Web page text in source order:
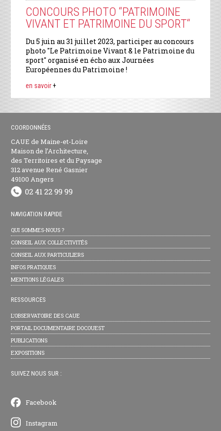
CONCOURS PHOTO “PATRIMOINE
VIVANT ET PATRIMOINE DU SPORT“
Du 5 juin au 31 juillet 2023, participer au concours
photo "Le Patrimoine Vivant & le Patrimoine du
sport" organisé en écho aux Journées
Européennes du Patrimoine !
en savoir+
COORDONNÉES
CAUE de Maine-et-Loire
Maison de l’Architecture,
des Territoires et du Paysage
312 avenue René Gasnier
49100 Angers
NAVIGATION RAPIDE
QUI SOMMES-NOUS ?
CONSEIL AUX COLLECTIVITÉS
CONSEIL AUX PARTICULIERS
INFOS PRATIQUES
MENTIONS LÉGALES
RESSOURCES
L’OBSERVATOIRE DES CAUE
PORTAIL DOCUMENTAIRE DOCOUEST
PUBLICATIONS
EXPOSITIONS
SUIVEZ NOUS SUR :
Facebook
Instagram